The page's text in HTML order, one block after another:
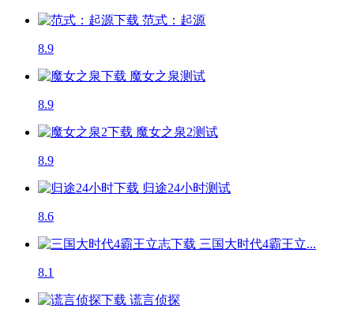
范式：起源
8.9
魔女之泉测试
8.9
魔女之泉2测试
8.9
归途24小时测试
8.6
三国大时代4霸王立...
8.1
谎言侦探